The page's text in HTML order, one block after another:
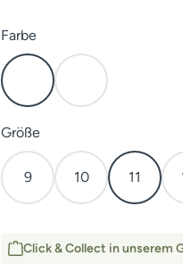
Farbeauswählen
Cover Earth
Größeauswählen
9 10 11
Click & Collect in unserem